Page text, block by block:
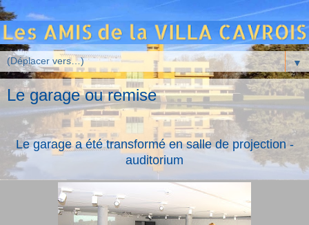
▼
Le garage ou remise
Le garage a été transformé en salle de projection -
auditorium